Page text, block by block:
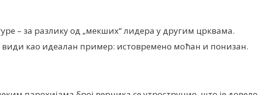
– за разлику од „мекших“ лидера у другим црквама.
види као идеалан пример: истовремено моћан и понизан.